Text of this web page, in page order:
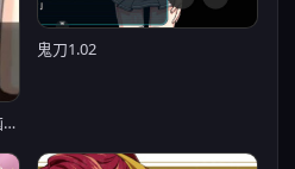
LIVE2D触摸：正太之壁尻洗恼エロ生活！【PC0901】
鬼刀1.02